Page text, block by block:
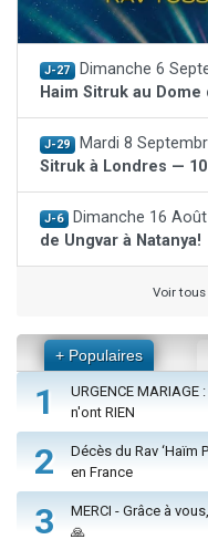
J-27 Dimanche 6
Haim Sitruk au Dome
J-29 Mardi 8
Sitruk à Londres —
J-6 Dimanche 16 Août
de Ungvar à Natanya!
Voir tous
+ Populaires
1
URGENCE
n'ont RIEN
2
Décès du Rav ‘Haïm
en France
3
MERCI - Grâce à
🙏